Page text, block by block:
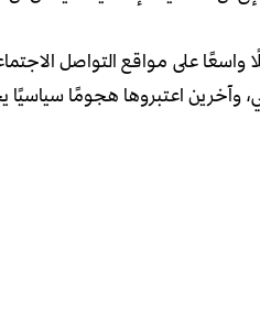
واسعًا على مواقع التواصل
وآخرين اعتبروها هجومًا